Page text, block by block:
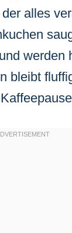
alles
werden
bleibt